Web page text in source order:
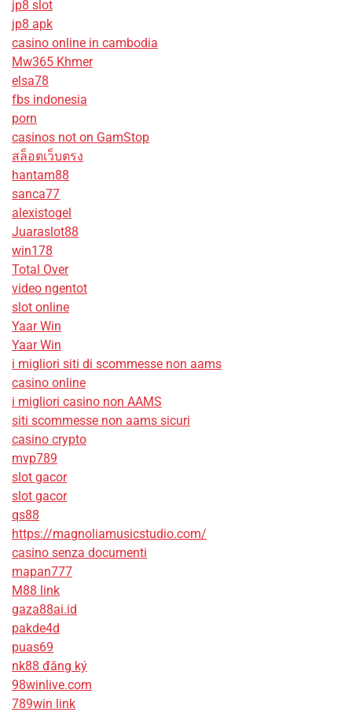
jp8 slot
jp8 apk
casino online in cambodia
Mw365 Khmer
elsa78
fbs indonesia
porn
casinos not on GamStop
สล็อตเว็บตรง
hantam88
sanca77
alexistogel
Juaraslot88
win178
Total Over
video ngentot
slot online
Yaar Win
Yaar Win
i migliori siti di scommesse non aams
casino online
i migliori casino non AAMS
siti scommesse non aams sicuri
casino crypto
mvp789
slot gacor
slot gacor
qs88
https://magnoliamusicstudio.com/
casino senza documenti
mapan777
M88 link
gaza88ai.id
pakde4d
puas69
nk88 đăng ký
98winlive.com
789win link